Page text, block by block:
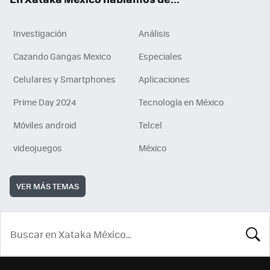
Investigación
Análisis
Cazando Gangas Mexico
Especiales
Celulares y Smartphones
Aplicaciones
Prime Day 2024
Tecnología en México
Móviles android
Telcel
videojuegos
México
VER MÁS TEMAS